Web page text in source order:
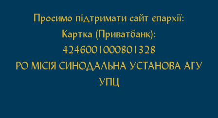
Просимо підтримати сайт єпархії:
Картка (Приватбанк):
4246001000801328
РО МIСIЯ СИНОДАЛЬНА УСТАНОВА АГУ
УПЦ